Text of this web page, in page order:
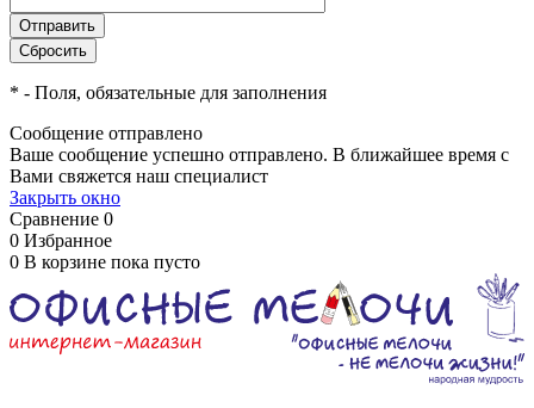
* - Поля, обязательные для заполнения
Сообщение отправлено
Ваше сообщение успешно отправлено. В ближайшее время с
Вами свяжется наш специалист
Закрыть окно
Сравнение 0
0 Избранное
0 В корзине пока пусто